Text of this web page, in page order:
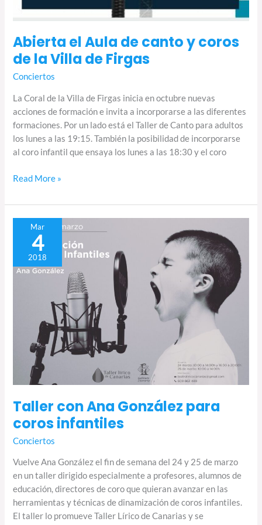
Abierta el Aula de canto y coros
de la Villa de Firgas
Conciertos
La Coral de la Villa de Firgas inicia en octubre nuevas
acciones de formación e invita a incorporarse a las diferentes
formaciones. Por un lado está el Taller de Canto para adultos
los lunes a las 19:15. También la posibilidad de incorporarse
al coro infantil que ensaya los lunes a las 18:30 y el coro
Read More »
Mar
4
2018
Taller con Ana González para
coros infantiles
Conciertos
Vuelve Ana González el fin de semana del 24 y 25 de marzo
en un taller dirigido especialmente a profesores, alumnos de
educación, directores de coro que quieran avanzar en las
herramientas y técnicas de dinamización de coros infantiles.
El taller lo promueve Taller Lírico de Canarias y se
Taller
González